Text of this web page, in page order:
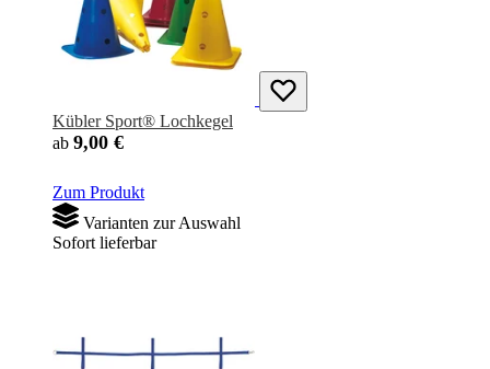
Kübler Sport® Lochkegel
ab 9,00 €
Zum Produkt
Varianten zur Auswahl
Sofort lieferbar